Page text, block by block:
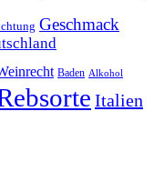
Geschmack
Baden Alkohol
Italien